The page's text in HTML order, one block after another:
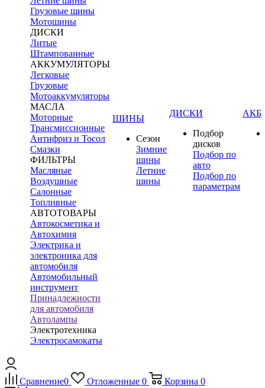
Грузовые шины
Мотошины
ДИСКИ
Литые
Штампованные
АККУМУЛЯТОРЫ
Легковые
Грузовые
Мотоаккумуляторы
МАСЛА
Моторные
Трансмиссионные
Антифриз и Тосол
Смазки
ФИЛЬТРЫ
Масляные
Воздушные
Салонные
Топливные
АВТОТОВАРЫ
Автокосметика и
Автохимия
Электрика и
электроника для
автомобиля
Автомобильный
инструмент
Принадлежности
для автомобиля
Автолампы
Электротехника
Электросамокаты
ШИНЫ
Сезон
Зимние
шины
Летние
шины
ДИСКИ
Подбор
дисков
Подбор по
авто
Подбор по
параметрам
АКБ
Сравнение0 Отложенные 0 Корзина 0